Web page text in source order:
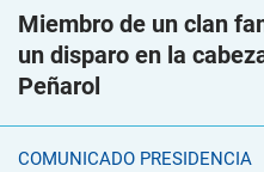
Miembro de un clan
un disparo en la
Peñarol
COMUNICADO PRESIDENCIA